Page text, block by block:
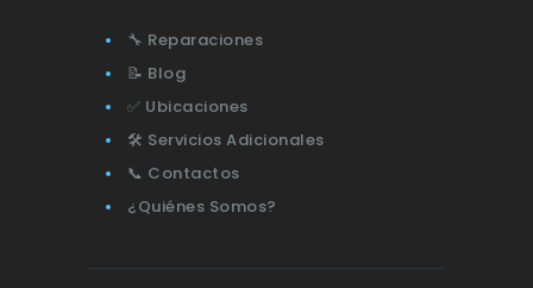
🔧 Reparaciones
📝 Blog
✅ Ubicaciones
🛠️ Servicios Adicionales
📞 Contactos
¿Quiénes Somos?